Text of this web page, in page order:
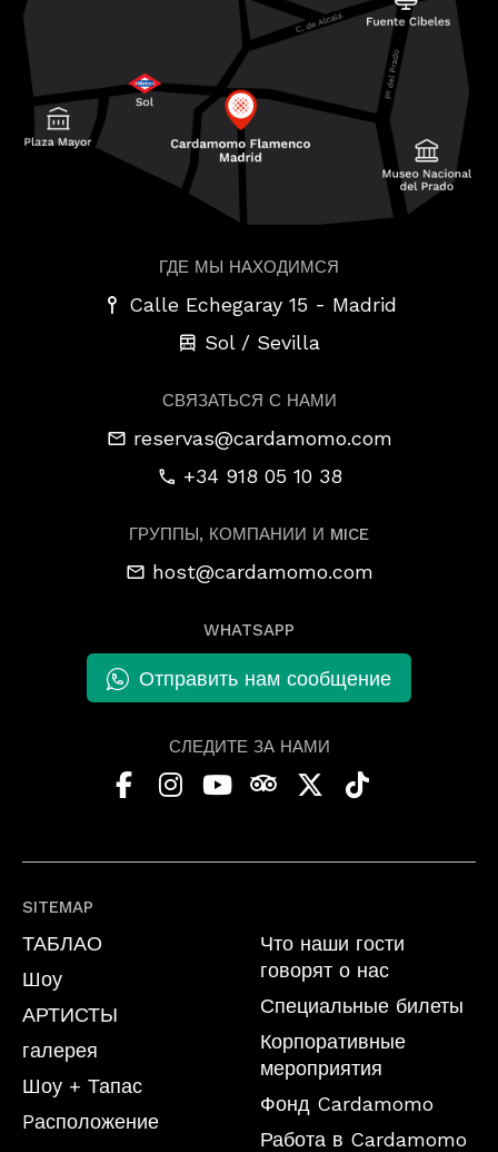
SITEMAP
ТАБЛАО
Шоу
АРТИСТЫ
галерея
Шоу + Тапас
Pасположение
Что наши гости
говорят о нас
Специальные билеты
Корпоративные
мероприятия
Фонд Cardamomo
Работа в Cardamomo
ГДЕ МЫ НАХОДИМСЯ
Calle Echegaray 15 - Madrid
Sol / Sevilla
СВЯЗАТЬСЯ С НАМИ
reservas@cardamomo.com
+34 918 05 10 38
ГРУППЫ, КОМПАНИИ И MICE
host@cardamomo.com
WHATSAPP
Отправить нам сообщение
СЛЕДИТЕ ЗА НАМИ